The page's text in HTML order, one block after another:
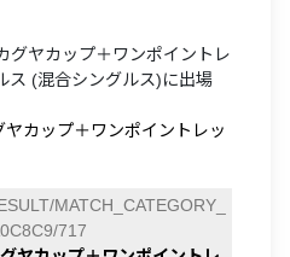
グヤカップ＋ワンポイントレ
ス (混合シングルス)に出場
ヤカップ＋ワンポイントレッ
MATCH_CATEGORY_
717